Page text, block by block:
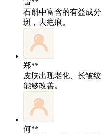
石斛中富含的有益成
斑，去疤痕。
郑**
皮肤出现老化、长皱
能够改善。
何**